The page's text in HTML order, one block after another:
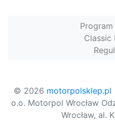
Program
Classic
© 2026 motorpolsklep.pl
o.o. Motorpol Wrocław
Wrocław, al.